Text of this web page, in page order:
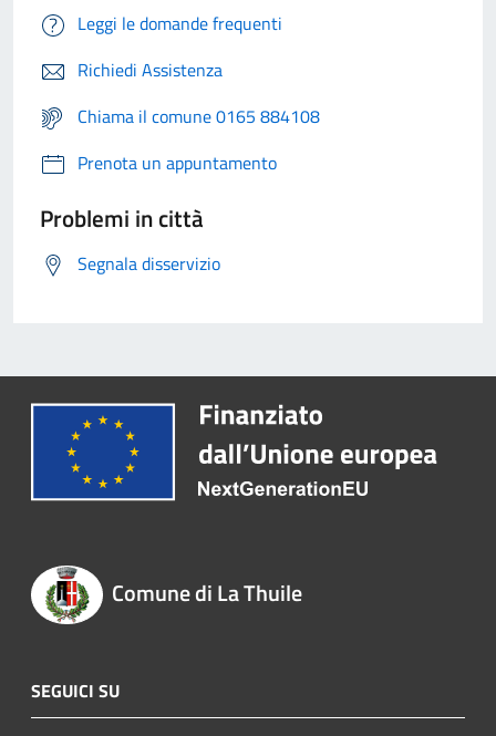
Leggi le domande frequenti
Richiedi Assistenza
Chiama il comune 0165 884108
Prenota un appuntamento
Problemi in città
Segnala disservizio
Comune di La Thuile
SEGUICI SU